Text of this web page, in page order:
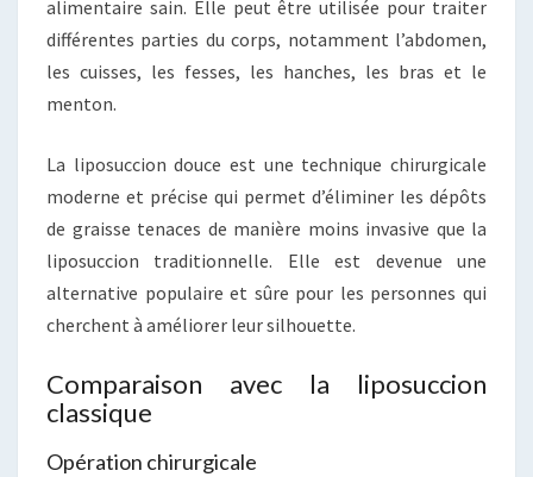
alimentaire sain. Elle peut être utilisée pour traiter
différentes parties du corps, notamment l’abdomen,
les cuisses, les fesses, les hanches, les bras et le
menton.
La liposuccion douce est une technique chirurgicale
moderne et précise qui permet d’éliminer les dépôts
de graisse tenaces de manière moins invasive que la
liposuccion traditionnelle. Elle est devenue une
alternative populaire et sûre pour les personnes qui
cherchent à améliorer leur silhouette.
Comparaison avec la liposuccion
classique
Opération chirurgicale